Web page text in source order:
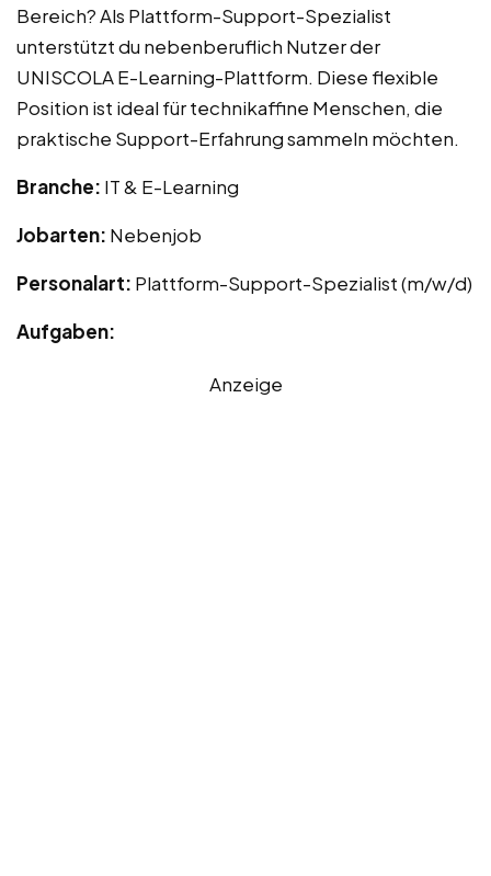
Bereich? Als Plattform-Support-Spezialist
unterstützt du nebenberuflich Nutzer der
UNISCOLA E-Learning-Plattform. Diese flexible
Position ist ideal für technikaffine Menschen, die
praktische Support-Erfahrung sammeln möchten.
Branche: IT & E-Learning
Jobarten: Nebenjob
Personalart: Plattform-Support-Spezialist (m/w/d)
Aufgaben:
Anzeige